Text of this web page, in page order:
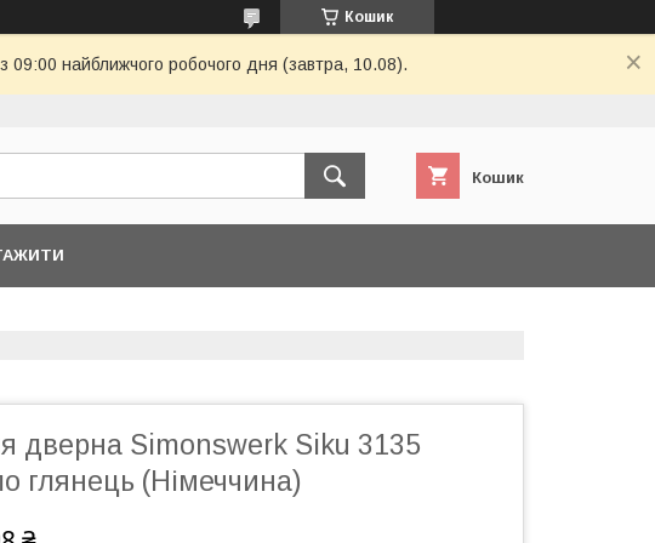
Кошик
09:00 найближчого робочого дня (завтра, 10.08).
Кошик
дверна Simonswerk Siku 3135
глянець (Німеччина)